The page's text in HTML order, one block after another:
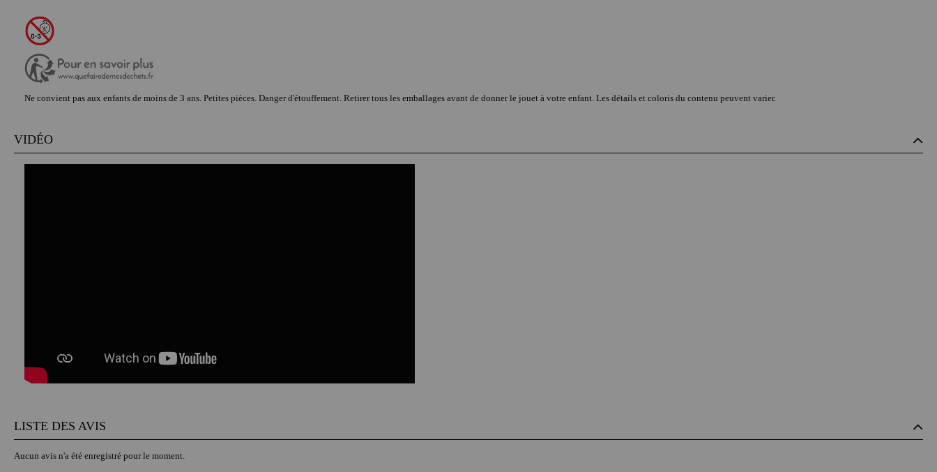
Ne convient pas aux enfants de moins de 3 ans. Petites pièces. Danger d'étouffement. Retirer tous les emballages avant de donner le jouet à votre enfant. Les détails et coloris du contenu peuvent varier.
VIDÉO
LISTE DES AVIS
Aucun avis n'a été enregistré pour le moment.